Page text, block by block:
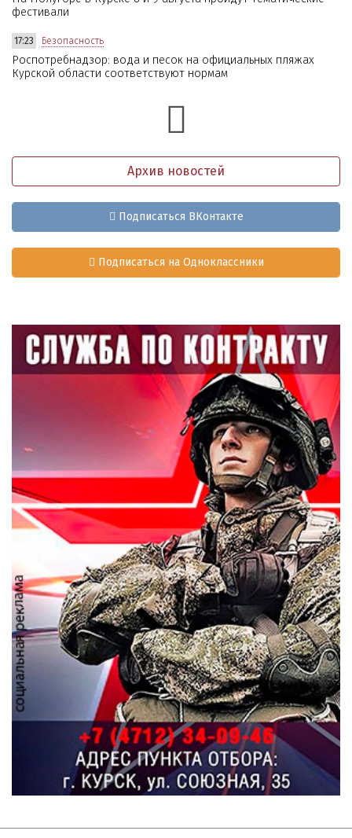
фестивали
17:23 Безопасность
Роспотребнадзор: вода и песок на официальных пляжах
Курской области соответствуют нормам
Архив новостей
Подписаться ВКонтакте
Подписаться на Одноклассники